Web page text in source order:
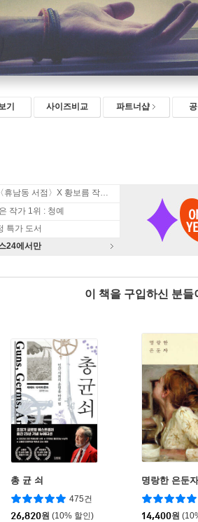
기 사이즈비교 파트너샵
뮤지컬 〈휴남동 서점〉X 황보름 작가 북토크
작가 1위 : 청예
특가 도서
24에서만
이 책을 구입하신 분
총 균 쇠
475건
26,820원 (10% 할인)
명랑한 은둔자
14,400원